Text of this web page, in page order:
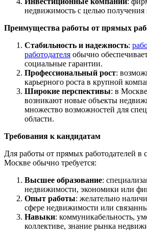
недвижимость с целью
Преимущества работы от прямых
Стабильность и надежность:
работодателя обычно
социальные гарантии.
Профессиональный рост:
карьерного роста в крупной
Широкие перспективы: в
возникают новые объекты
множество возможностей для
области.
Требования к кандидатам
Для работы от прямых работодателей в
Москве обычно требуется:
Высшее образование:
недвижимости, экономики или
Опыт работы: желательно
сфере недвижимости или
Навыки: коммуникабельность,
коллективе, знание рынка